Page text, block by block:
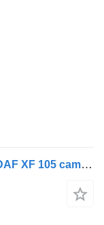
1844858 columna de dirección para DAF XF 105 camión